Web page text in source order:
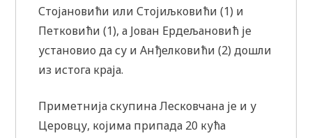
Стојановићи или Стојиљковићи (1) и
Петковићи (1), а Јован Ердељановић је
установио да су и Анђелковићи (2) дошли
из истога краја.
Приметнија скупина Лесковчана је и у
Церовцу, којима припада 20 кућа